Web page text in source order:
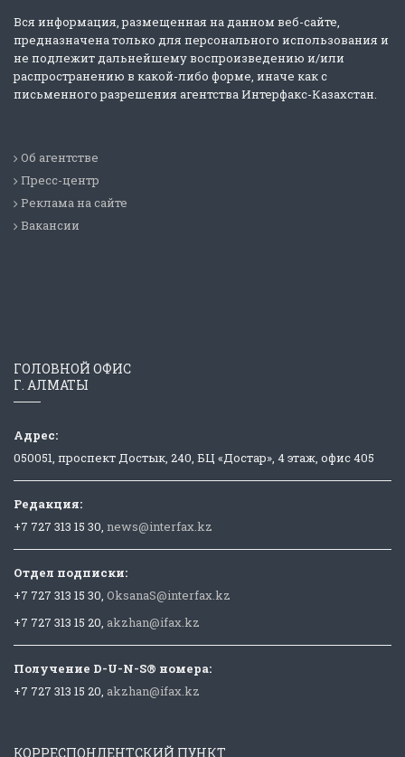
Вся информация, размещенная на данном веб-сайте,
предназначена только для персонального использования и
не подлежит дальнейшему воспроизведению и/или
распространению в какой-либо форме, иначе как с
письменного разрешения агентства Интерфакс-Казахстан.
Об агентстве
Пресс-центр
Реклама на сайте
Вакансии
ГОЛОВНОЙ ОФИС
Г. АЛМАТЫ
Адрес:
050051, проспект Достык, 240, БЦ «Достар», 4 этаж, офис 405
Редакция:
+7 727 313 15 30, news@interfax.kz
Отдел подписки:
+7 727 313 15 30, OksanaS@interfax.kz
+7 727 313 15 20, akzhan@ifax.kz
Получение D-U-N-S® номера:
+7 727 313 15 20, akzhan@ifax.kz
КОРРЕСПОНДЕНТСКИЙ ПУНКТ